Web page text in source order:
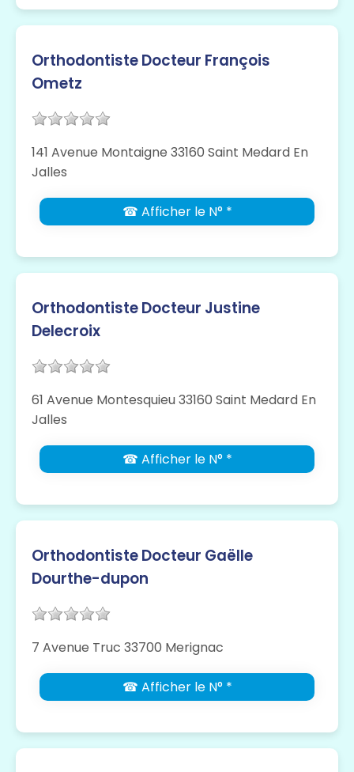
Orthodontiste Docteur François
Ometz
141 Avenue Montaigne 33160 Saint Medard En
Jalles
☎ Afficher le N° *
Orthodontiste Docteur Justine
Delecroix
61 Avenue Montesquieu 33160 Saint Medard En
Jalles
☎ Afficher le N° *
Orthodontiste Docteur Gaëlle
Dourthe-dupon
7 Avenue Truc 33700 Merignac
☎ Afficher le N° *